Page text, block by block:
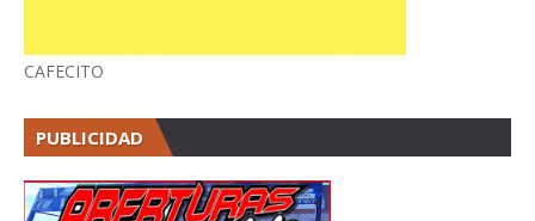
CAFECITO
PUBLICIDAD